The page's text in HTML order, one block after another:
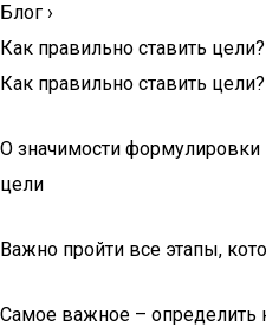
Блог ›
Как правильно ставить цели?
Как правильно ставить цели?
О значимости формулировки
цели
Важно пройти все этапы,
Самое важное – определить